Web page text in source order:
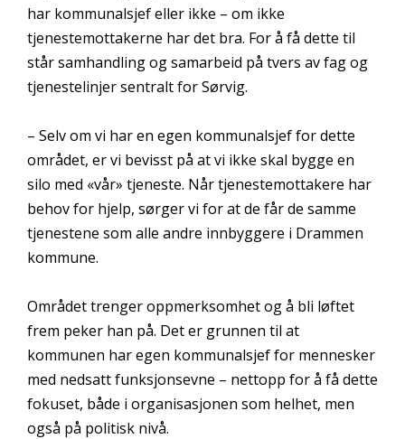
har kommunalsjef eller ikke – om ikke
tjenestemottakerne har det bra. For å få dette til
står samhandling og samarbeid på tvers av fag og
tjenestelinjer sentralt for Sørvig.
– Selv om vi har en egen kommunalsjef for dette
området, er vi bevisst på at vi ikke skal bygge en
silo med «vår» tjeneste. Når tjenestemottakere har
behov for hjelp, sørger vi for at de får de samme
tjenestene som alle andre innbyggere i Drammen
kommune.
Området trenger oppmerksomhet og å bli løftet
frem peker han på. Det er grunnen til at
kommunen har egen kommunalsjef for mennesker
med nedsatt funksjonsevne – nettopp for å få dette
fokuset, både i organisasjonen som helhet, men
også på politisk nivå.